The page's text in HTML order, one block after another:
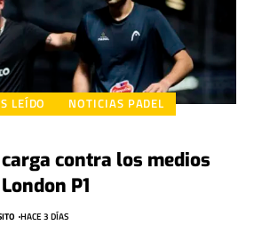
LEÍDO
NOTICIAS PADEL
contra los medios
P1
HACE 3 DÍAS